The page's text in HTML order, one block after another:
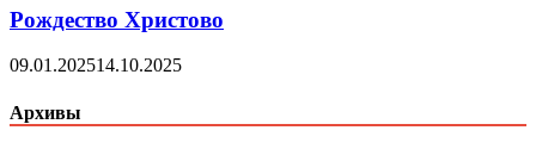
Рождество Христово
09.01.202514.10.2025
Архивы